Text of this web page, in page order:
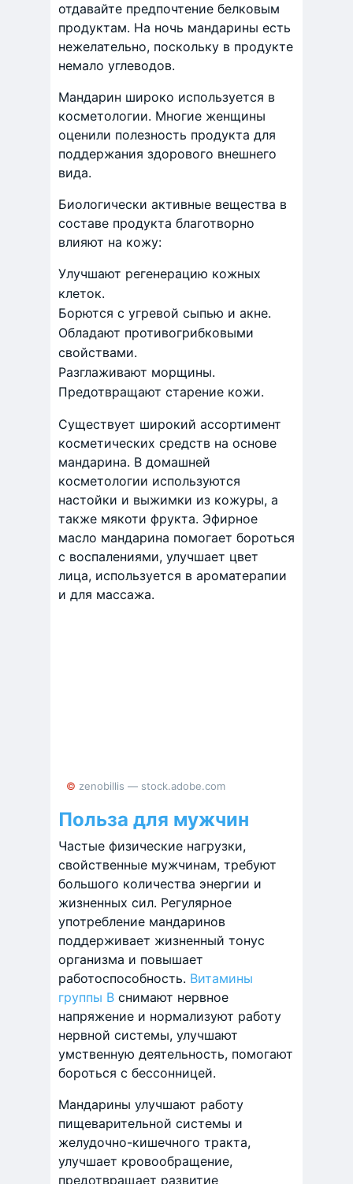
отдавайте предпочтение белковым
продуктам. На ночь мандарины есть
нежелательно, поскольку в продукте
немало углеводов.
Мандарин широко используется в
косметологии. Многие женщины
оценили полезность продукта для
поддержания здорового внешнего
вида.
Биологически активные вещества в
составе продукта благотворно
влияют на кожу:
Улучшают регенерацию кожных
клеток.
Борются с угревой сыпью и акне.
Обладают противогрибковыми
свойствами.
Разглаживают морщины.
Предотвращают старение кожи.
Существует широкий ассортимент
косметических средств на основе
мандарина. В домашней
косметологии используются
настойки и выжимки из кожуры, а
также мякоти фрукта. Эфирное
масло мандарина помогает бороться
с воспалениями, улучшает цвет
лица, используется в ароматерапии
и для массажа.
© zenobillis — stock.adobe.com
Польза для мужчин
Частые физические нагрузки,
свойственные мужчинам, требуют
большого количества энергии и
жизненных сил. Регулярное
употребление мандаринов
поддерживает жизненный тонус
организма и повышает
работоспособность. Витамины
группы В снимают нервное
напряжение и нормализуют работу
нервной системы, улучшают
умственную деятельность, помогают
бороться с бессонницей.
Мандарины улучшают работу
пищеварительной системы и
желудочно-кишечного тракта,
улучшает кровообращение,
предотвращает развитие